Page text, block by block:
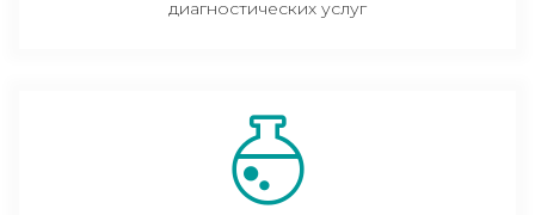
диагностических услуг